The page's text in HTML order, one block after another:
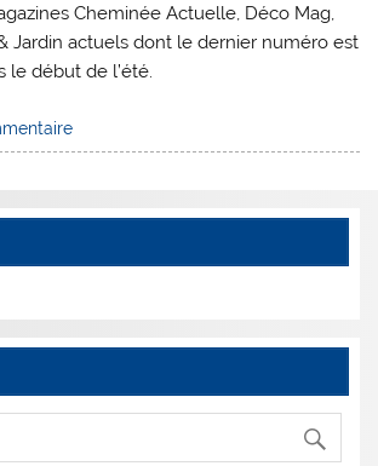
Cheminée Actuelle, Déco Mag,
Jardin actuels dont le dernier numéro est
le début de l’été.